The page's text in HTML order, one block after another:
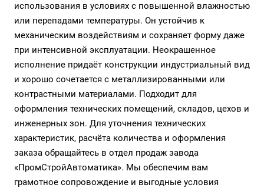
использования в условиях с повышенной влажностью
или перепадами температуры. Он устойчив к
механическим воздействиям и сохраняет форму даже
при интенсивной эксплуатации. Неокрашенное
исполнение придаёт конструкции индустриальный вид
и хорошо сочетается с металлизированными или
контрастными материалами. Подходит для
оформления технических помещений, складов, цехов и
инженерных зон. Для уточнения технических
характеристик, расчёта количества и оформления
заказа обращайтесь в отдел продаж завода
«ПромСтройАвтоматика». Мы обеспечим вам
грамотное сопровождение и выгодные условия